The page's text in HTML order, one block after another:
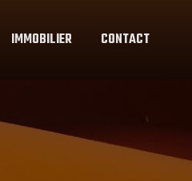
IMMOBILIER CONTACT